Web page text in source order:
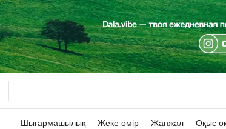
Шығармашылық Жеке өмір Жанжал Оқыс